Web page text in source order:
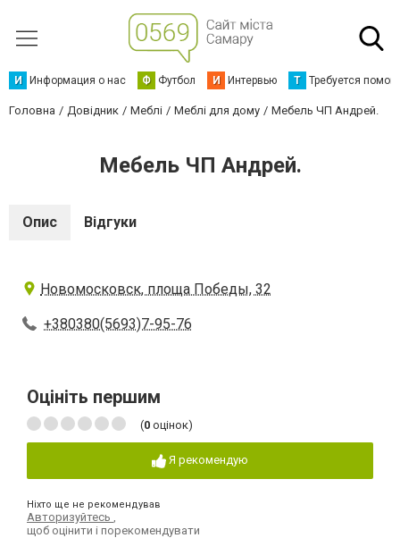
И Информация о нас Ф Футбол И Интервью Т Требуется
Головна Довідник Меблі Меблі для дому Мебель ЧП Андрей.
Мебель ЧП Андрей.
Опис Відгуки
Новомосковск, площа Победы, 32
+380380(5693)7-95-76
Оцініть першим
(0 оцінок)
Я рекомендую
Ніхто ще не рекомендував
Авторизуйтесь
щоб оцінити і порекомендувати